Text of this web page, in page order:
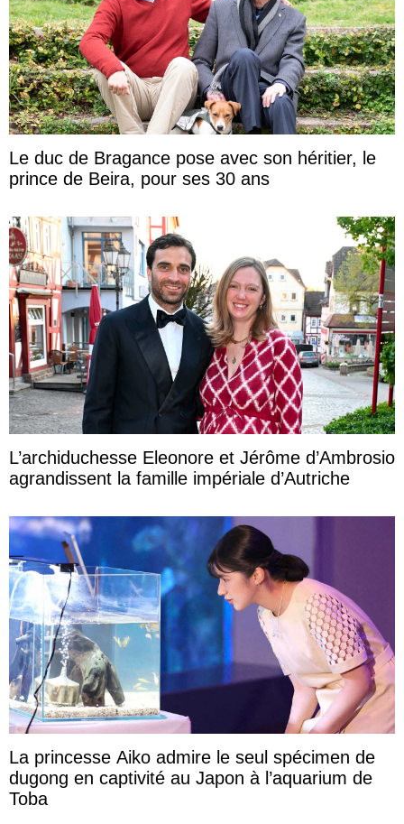
Le duc de Bragance pose avec son héritier, le
prince de Beira, pour ses 30 ans
L’archiduchesse Eleonore et Jérôme d’Ambrosio
agrandissent la famille impériale d’Autriche
La princesse Aiko admire le seul spécimen de
dugong en captivité au Japon à l’aquarium de
Toba